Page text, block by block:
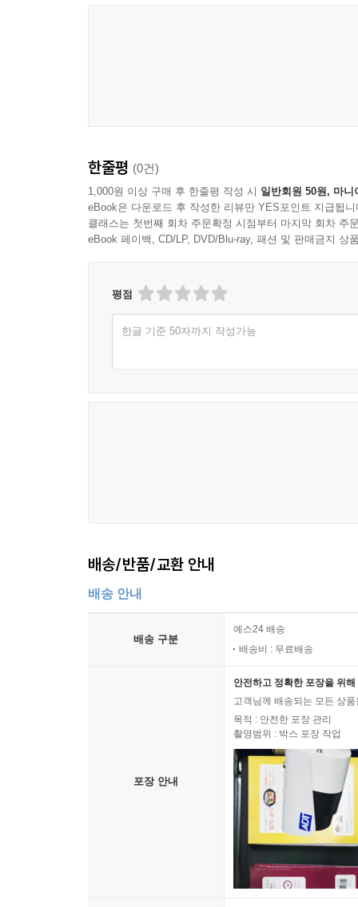
한줄평 (0건)
1,000원 이상 구매 후 한줄평 작성 시 일반회원 50원, 마니
eBook은 다운로드 후 작성한 리뷰만 YES포인트 지급됩니
클래스는 첫번째 회차 주문확정 시점부터 마지막 회차 주
eBook 페이백, CD/LP, DVD/Blu-ray, 패션 및 판매금지 상
평점
한글 기준 50자까지 작성가능
배송/반품/교환 안내
배송 안내
배송 구분
예스24 배송
배송비 : 무료배송
포장 안내
안전하고 정확한 포장을 위
고객님께 배송되는 모든 상
목적 : 안전한 포장 관리
촬영범위 : 박스 포장 작업